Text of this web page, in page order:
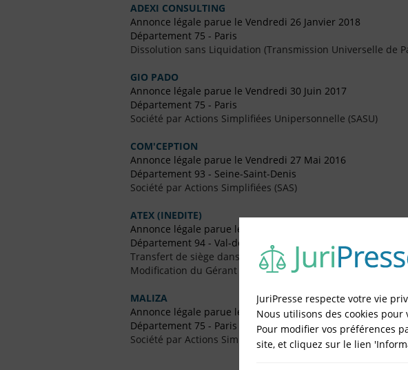
ADEXI CONSULTING
Annonce légale parue le Vendredi 26 Janvier 2018
Département 75 - Paris
Dissolution sans Liquidation (Transmission Universelle de
GIO PADO
Annonce légale parue le Vendredi 30 Juin 2017
Département 75 - Paris
Société par Actions Simplifiées Unipersonnelle (SASU)
COM'CEPTION
Annonce légale parue le Vendredi 27 Mai 2016
Département 93 - Seine-Saint-Denis
Société par Actions Simplifiées (SAS)
ATEX (INEDITE)
Annonce légale parue le Vendredi 18 Mars 2016
Département 94 - Val-de-Marne
Transfert de siège dans un Autre Département (Arrivée)
Modification du Gérant / Co-Gérant
MALIZA
Annonce légale parue le Vendredi 26 Février 2016
Département 75 - Paris
Société par Actions Simplifiées Unipersonnelle (SASU)
JuriPresse respecte votre vie
Nous utilisons des cookies
Pour modifier vos préférences
site, et cliquez sur le lien